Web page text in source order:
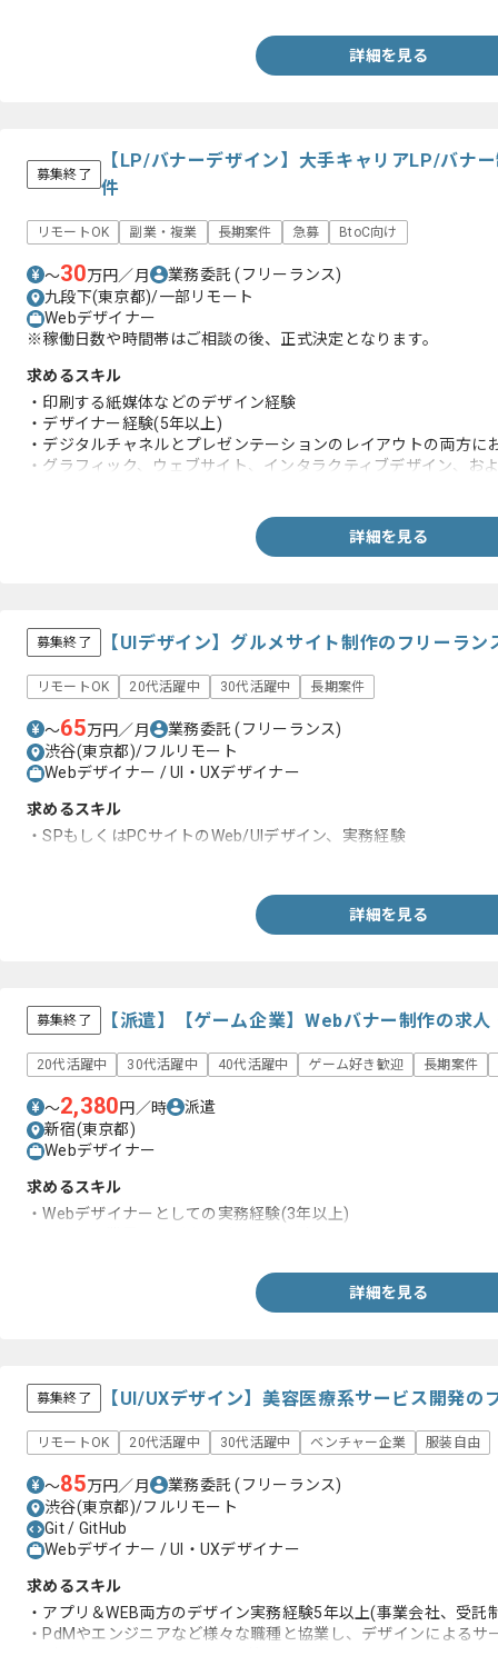
詳細を見る
募集終了
【LP/バナーデザイン】大手キャリアLP/バナ
件
リモートOK 副業・複業 長期案件 急募 BtoC向け
〜30万円／月 業務委託(フリーランス)
九段下(東京都)/一部リモート
Webデザイナー
※稼働日数や時間帯はご相談の後、正式決定となります。
求めるスキル
・印刷する紙媒体などのデザイン経験
・デザイナー経験(5年以上)
・デジタルチャネルとプレゼンテーションのレイアウトの両方に
・グラフィック、ウェブサイト、インタラクティブデザイン、お
詳細を見る
募集終了 【UIデザイン】グルメサイト制作のフリーラン
リモートOK 20代活躍中 30代活躍中 長期案件
〜65万円／月 業務委託(フリーランス)
渋谷(東京都)/フルリモート
Webデザイナー / UI・UXデザイナー
求めるスキル
・SPもしくはPCサイトのWeb/UIデザイン、実務経験
詳細を見る
募集終了 【派遣】【ゲーム企業】Webバナー制作の求人
20代活躍中 30代活躍中 40代活躍中 ゲーム好き歓迎 長期案件
〜2,380円／時
派遣
新宿(東京都)
Webデザイナー
求めるスキル
・Webデザイナーとしての実務経験(3年以上)
詳細を見る
募集終了 【UI/UXデザイン】美容医療系サービス開発の
リモートOK 20代活躍中 30代活躍中 ベンチャー企業 服装自由
〜85万円／月 業務委託(フリーランス)
渋谷(東京都)/フルリモート
Git / GitHub
Webデザイナー / UI・UXデザイナー
求めるスキル
・アプリ＆WEB両方のデザイン実務経験5年以上(事業会社、受託
・PdMやエンジニアなど様々な職種と協業し、デザインによるサ